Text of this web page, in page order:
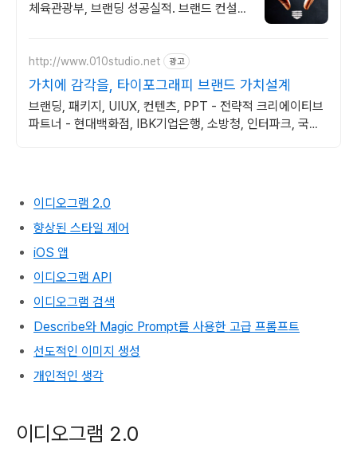
체육관광부, 브랜딩 성공실적. 브랜드 컨설
http://www.010studio.net 광고
가치에 감각을, 타이포그래피 브랜드 가치설계
브랜딩, 패키지, UIUX, 컨텐츠, PPT - 전략적 크리에이티브
파트너 - 현대백화점, IBK기업은행, 소방청, 인터파크, 국립
이디오그램 2.0
향상된 스타일 제어
iOS 앱
이디오그램 API
이디오그램 검색
Describe와 Magic Prompt를 사용한 고급 프롬프트
선도적인 이미지 생성
개인적인 생각
이디오그램 2.0